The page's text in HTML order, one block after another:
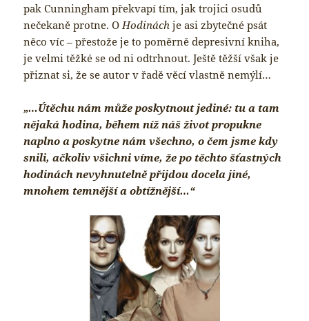
pak Cunningham překvapí tím, jak trojici osudů
nečekaně protne. OHodinách je asi zbytečné psát
něco víc – přestože je to poměrně depresivní kniha,
je velmi těžké se od ni odtrhnout. Ještě těžší však je
přiznat si, že se autor v řadě věcí vlastně nemýlí…
„…Útěchu nám může poskytnout jediné: tu a tam
nějaká hodina, během níž náš život propukne
naplno a poskytne nám všechno, o čem jsme kdy
snili, ačkoliv všichni víme, že po těchto šťastných
hodinách nevyhnutelně přijdou docela jiné,
mnohem temnější a obtížnější…“